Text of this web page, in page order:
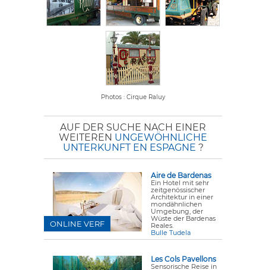
Photos : Cirque Raluy
AUF DER SUCHE NACH EINER
WEITEREN UNGEWÖHNLICHE
UNTERKUNFT EN ESPAGNE ?
Aire de Bardenas
Ein Hotel mit sehr
zeitgenössischer
Architektur in einer
mondähnlichen
Umgebung, der
Wüste der Bardenas
Reales.
Bulle Tudela
ONLINE VERF
Les Cols Pavellons
Sensorische Reise in